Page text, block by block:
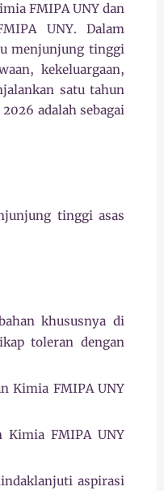
FMIPA UNY dan
UNY. Dalam
menjunjung tinggi
kekeluargaan,
satu tahun
adalah sebagai
tinggi asas
khususnya di
toleran dengan
Kimia FMIPA UNY
Kimia FMIPA UNY
aspirasi